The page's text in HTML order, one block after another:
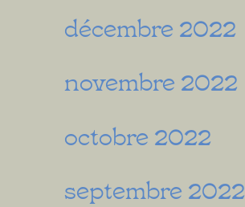
décembre 2022
novembre 2022
octobre 2022
septembre 2022